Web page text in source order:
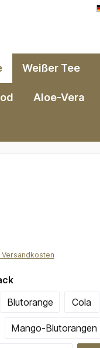
Weißer Tee
Aloe-Vera
Versandkosten
auswählen
Blutorange Cola
Mango-Blutorangen